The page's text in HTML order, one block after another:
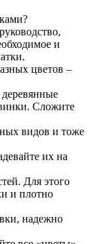
и
цветов –
деревянные
Сложите
видов и тоже
их на
Для этого
и плотно
надежно